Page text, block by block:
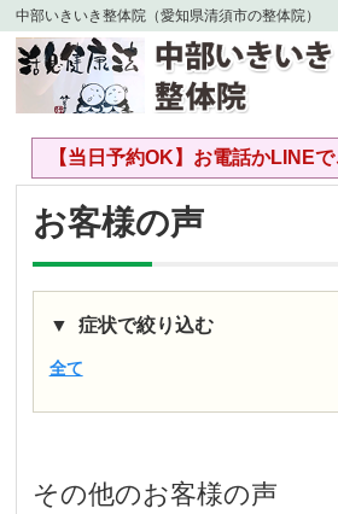
中部いきいき整体院（愛知県清須市の整体院）
【当日予約OK】お電話かLINE
お客様の声
症状で絞り込む
全て
その他のお客様の声